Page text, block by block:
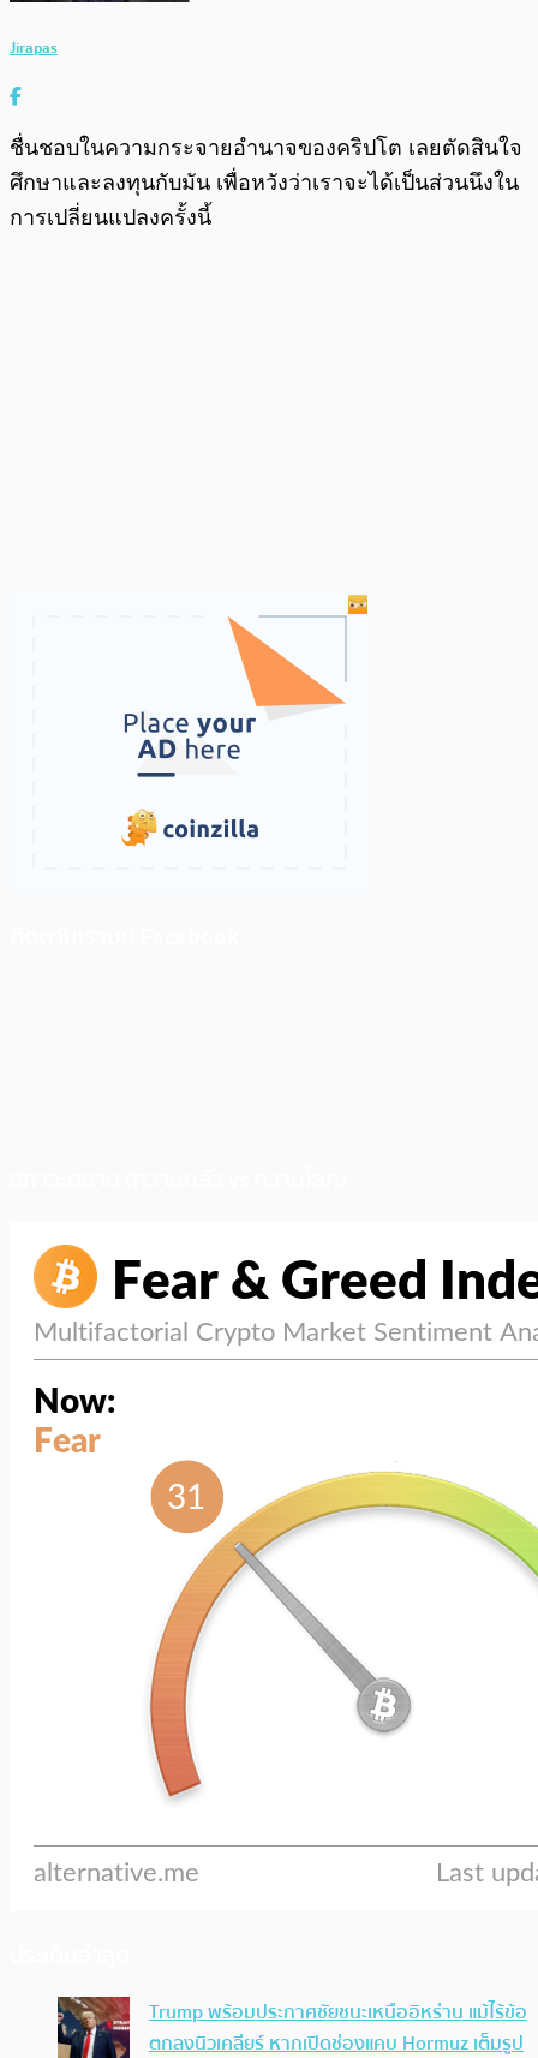
Jirapas
ชื่นชอบในความกระจายอำนาจของคริปโต เลยตัดสินใจ
ศึกษาและลงทุนกับมัน เพื่อหวังว่าเราจะได้เป็นส่วนนึงใน
การเปลี่ยนแปลงครั้งนี้
Trump พร้อมประกาศชัยชนะเหนืออิหร่าน แม้ไร้ข้อ
ตกลงนิวเคลียร์ หากเปิดช่องแคบ Hormuz เต็มรูป